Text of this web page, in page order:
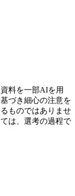
料を一部AIを用
づき細心の注意を
ものではありませ
は、選考の過程で